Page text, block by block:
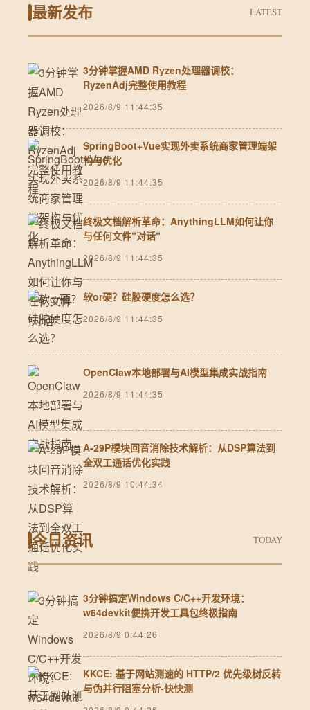
最新发布 LATEST
3分钟掌握AMD Ryzen处理器调校：
RyzenAdj完整使用教程
2026/8/9 11:44:35
SpringBoot+Vue实现外卖系统商家管理端架
构与优化
2026/8/9 11:44:35
终极文档解析革命：AnythingLLM如何让你
与任何文件“对话“
2026/8/9 11:44:35
软or硬？硅胶硬度怎么选？
2026/8/9 11:44:35
OpenClaw本地部署与AI模型集成实战指南
2026/8/9 11:44:35
A-29P模块回音消除技术解析：从DSP算法到
全双工通话优化实践
2026/8/9 10:44:34
今日资讯 TODAY
3分钟搞定Windows C/C++开发环境：
w64devkit便携开发工具包终极指南
2026/8/9 0:44:26
KKCE: 基于网站测速的 HTTP/2 优先级树反转
与伪并行阻塞分析-快快测